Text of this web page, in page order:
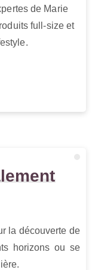
de Marie
full-size et
la découverte de
horizons ou se